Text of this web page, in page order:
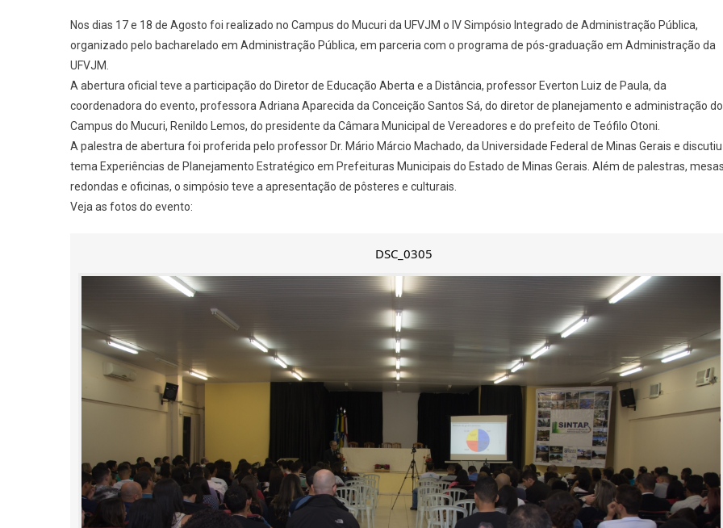
Nos dias 17 e 18 de Agosto foi realizado no Campus do Mucuri da UFVJM o IV Simpósio Integrado de Administração Pública,
organizado pelo bacharelado em Administração Pública, em parceria com o programa de pós-graduação em Administração da
UFVJM.
A abertura oficial teve a participação do Diretor de Educação Aberta e a Distância, professor Everton Luiz de Paula, da
coordenadora do evento, professora Adriana Aparecida da Conceição Santos Sá, do diretor de planejamento e administração do
Campus do Mucuri, Renildo Lemos, do presidente da Câmara Municipal de Vereadores e do prefeito de Teófilo Otoni.
A palestra de abertura foi proferida pelo professor Dr. Mário Márcio Machado, da Universidade Federal de Minas Gerais e
tema Experiências de Planejamento Estratégico em Prefeituras Municipais do Estado de Minas Gerais. Além de palestras,
redondas e oficinas, o simpósio teve a apresentação de pôsteres e culturais.
Veja as fotos do evento:
DSC_0305